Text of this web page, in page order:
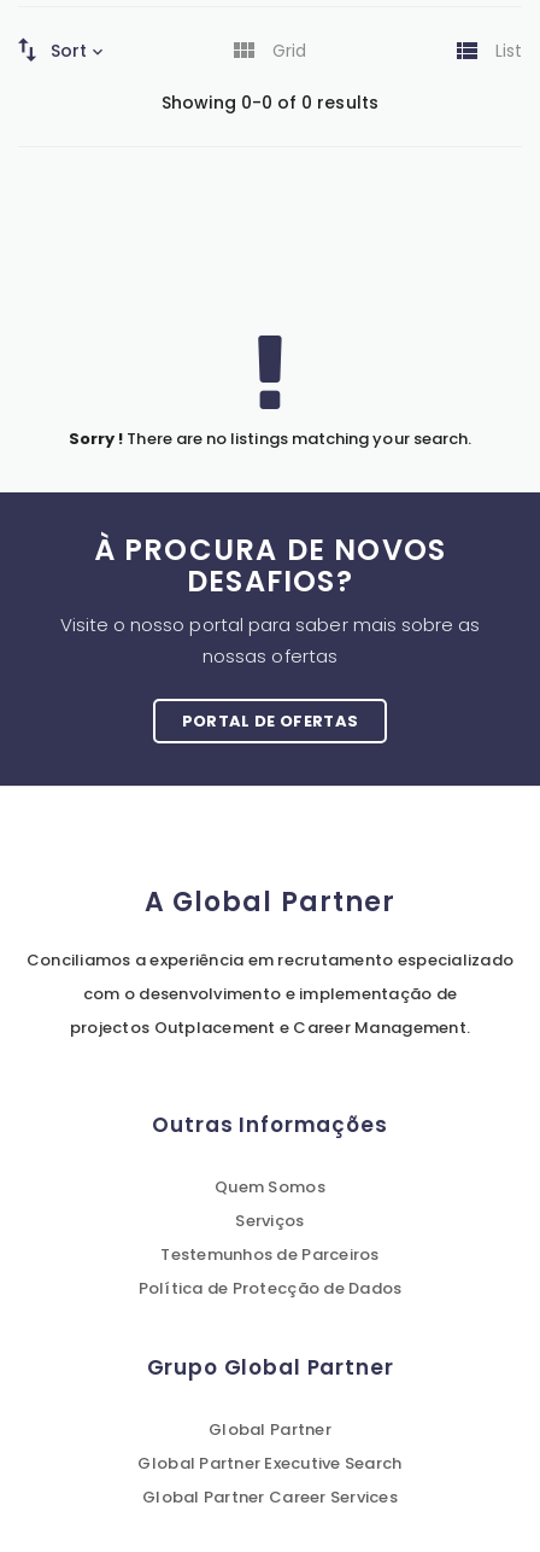
Sort Grid List
Showing 0-0 of 0 results
Sorry ! There are no listings matching your search.
À PROCURA DE NOVOS
DESAFIOS?
Visite o nosso portal para saber mais sobre as
nossas ofertas
PORTAL DE OFERTAS
A Global Partner
Conciliamos a experiência em recrutamento especializado
com o desenvolvimento e implementação de
projectos Outplacement e Career Management.
Outras Informações
Quem Somos
Serviços
Testemunhos de Parceiros
Política de Protecção de Dados
Grupo Global Partner
Global Partner
Global Partner Executive Search
Global Partner Career Services